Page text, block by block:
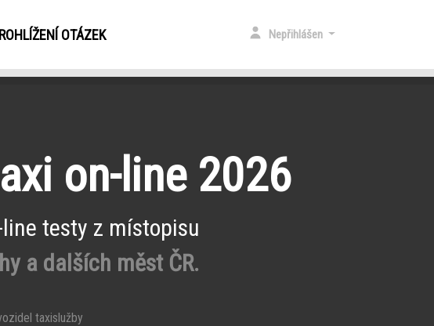
OTÁZEK Nepřihlášen
on-line 2026
testy z místopisu
a dalších měst ČR.
taxislužby